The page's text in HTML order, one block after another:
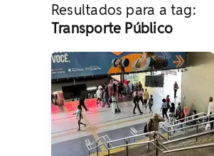
Resultados para a tag:
Transporte Público